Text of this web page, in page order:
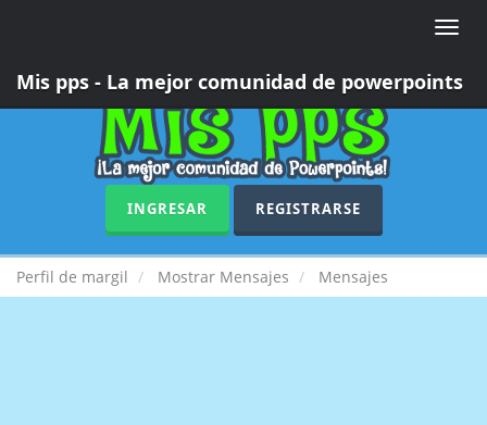
Toggle
Mis pps - La mejor comunidad de powerpoints
INGRESAR REGISTRARSE
Perfil de margil Mostrar Mensajes Mensajes